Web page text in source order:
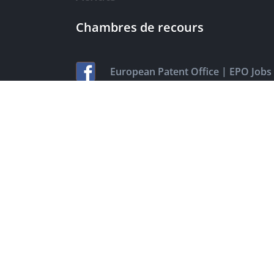
Chambres de recours
European Patent Office | EPO Jobs